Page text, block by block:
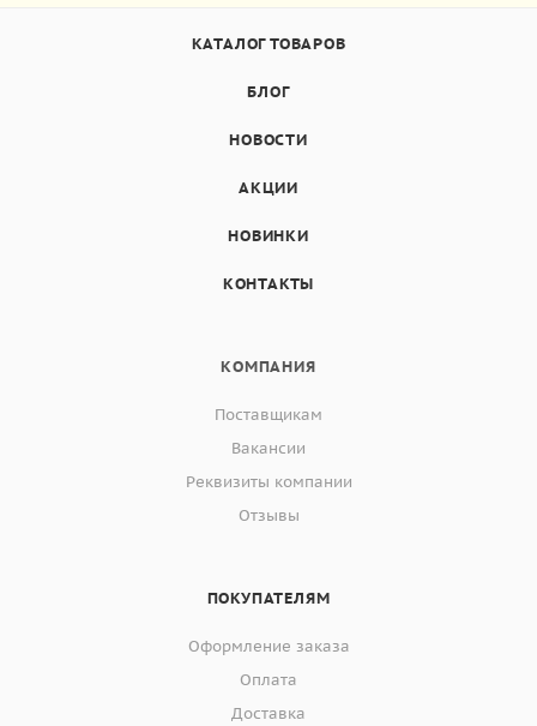
КАТАЛОГ ТОВАРОВ
БЛОГ
НОВОСТИ
АКЦИИ
НОВИНКИ
КОНТАКТЫ
КОМПАНИЯ
Поставщикам
Вакансии
Реквизиты компании
Отзывы
ПОКУПАТЕЛЯМ
Оформление заказа
Оплата
Доставка